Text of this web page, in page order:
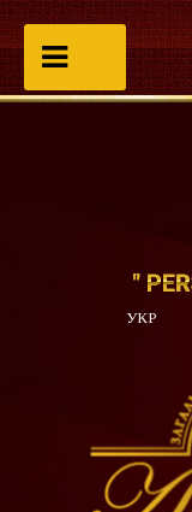
УКР